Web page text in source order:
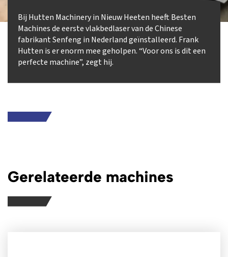
Bij Hutten Machinery in Nieuw Heeten heeft Besten
Machines de eerste vlakbedlaser van de Chinese
fabrikant Senfeng in Nederland geïnstalleerd. Frank
Hutten is er enorm mee geholpen. “Voor ons is dit een
perfecte machine”, zegt hij.
Gerelateerde machines